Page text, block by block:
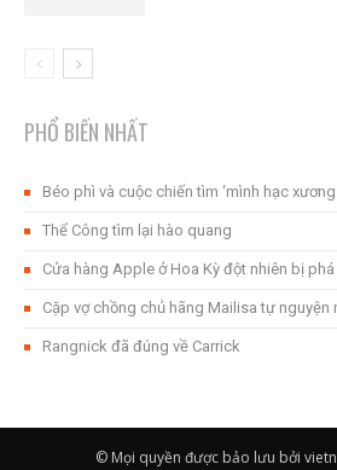
PHỔ BIẾN NHẤT
Béo phì và cuộc chiến tìm ‘mình hạc
Thể Công tìm lại hào quang
Cửa hàng Apple ở Hoa Kỳ đột nhiên bị
Cặp vợ chồng chủ hãng Mailisa tự nguyện
Rangnick đã đúng về Carrick
© Mọi quyền được bảo lưu bởi